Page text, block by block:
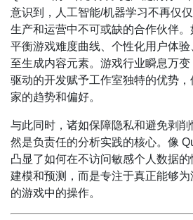
意识到，人工智能/机器学习不再仅
生产和运营中不可或缺的合作伙伴
平衡游戏难度曲线、个性化用户体
至生成内容元素。游戏行业瞬息万
驱动的开发赋予工作室独特的优势
家的趋势和偏好。
与此同时，诸如保障隐私和避免剥
然是负责任的分析实践的核心。像
凸显了如何在不访问敏感个人数据
建模和预测，而是专注于真正能够
的游戏中的操作。